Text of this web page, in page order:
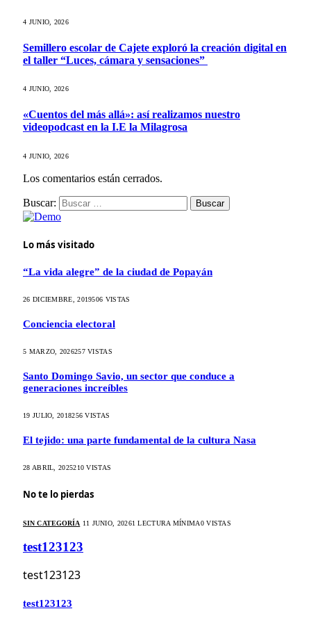
4 JUNIO, 2026
Semillero escolar de Cajete exploró la creación digital en
el taller “Luces, cámara y sensaciones”
4 JUNIO, 2026
«Cuentos del más allá»: así realizamos nuestro
videopodcast en la I.E la Milagrosa
4 JUNIO, 2026
Los comentarios están cerrados.
Buscar:
Lo más visitado
“La vida alegre” de la ciudad de Popayán
26 DICIEMBRE, 2019506 VISTAS
Conciencia electoral
5 MARZO, 2026257VISTAS
Santo Domingo Savio, un sector que conduce a
generaciones increíbles
19 JULIO, 2018256VISTAS
El tejido: una parte fundamental de la cultura Nasa
28 ABRIL, 2025210VISTAS
No te lo pierdas
SIN CATEGORÍA 11 JUNIO, 20261 LECTURA MÍNIMA0VISTAS
test123123
test123123
test123123